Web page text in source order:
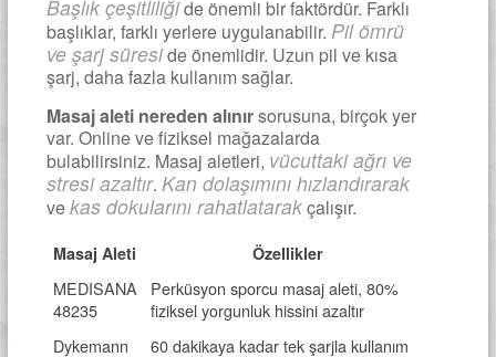
Başlık çeşitliliğide önemli bir faktördür. Farklı
başlıklar, farklı yerlere uygulanabilir. Pil ömrü
ve şarj süreside önemlidir. Uzun pil ve kısa
şarj, daha fazla kullanım sağlar.
Masaj aleti nereden alınırsorusuna, birçok yer
var. Online ve fiziksel mağazalarda
bulabilirsiniz. Masaj aletleri, vücuttaki ağrı ve
stresi azaltır. Kan dolaşımını hızlandırarak
vekas dokularını rahatlatarakçalışır.
Masaj Aleti Özellikler
MEDISANA
48235
Perküsyon sporcu masaj aleti, 80%
fiziksel yorgunluk hissini azaltır
Dykemann
60 dakikaya kadar tek şarjla kullanım